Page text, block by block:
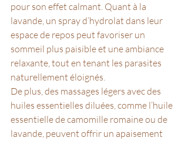
pour son effet calmant. Quant à la
lavande, un spray d’hydrolat dans leur
espace de repos peut favoriser un
sommeil plus paisible et une ambiance
relaxante, tout en tenant les parasites
naturellement éloignés.
De plus, des massages légers avec des
huiles essentielles diluées, comme l’huile
essentielle de camomille romaine ou de
lavande, peuvent offrir un apaisement